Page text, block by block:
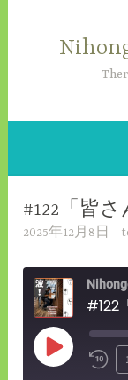
へ
#122「皆
2025年12月8日
#122
PLAY